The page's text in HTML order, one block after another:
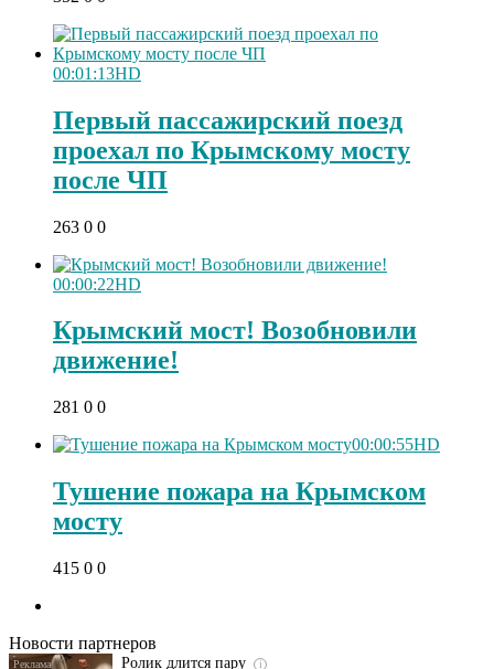
00:01:13HD
Первый пассажирский поезд
проехал по Крымскому мосту
после ЧП
263 0 0
00:00:22HD
Крымский мост! Возобновили
движение!
281 0 0
00:00:55HD
Тушение пожара на Крымском
мосту
415 0 0
Новости партнеров
i
Ролик длится пару